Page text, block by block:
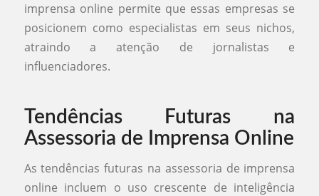
imprensa online permite que essas empresas se
posicionem como especialistas em seus nichos,
atraindo a atenção de jornalistas e
influenciadores.
Tendências Futuras na
Assessoria de Imprensa Online
As tendências futuras na assessoria de imprensa
online incluem o uso crescente de inteligência